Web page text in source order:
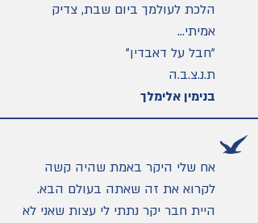
הלכת לעולמך ביום שבת, צדיק
אמיתי...
"חבל על דאבדין"
ת.נ.צ.ב.ה
בנימין אלימלך
אח שלי היקר באמת שהיה קשה
לקרוא את זה שאתה בעולם הבא.
היית חבר יקר נתתי לי עצות שאני לא